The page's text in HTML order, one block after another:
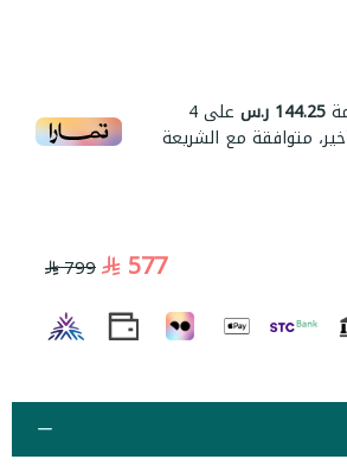
144.25 ر.س على4
متوافقة مع الشريعة
577
799